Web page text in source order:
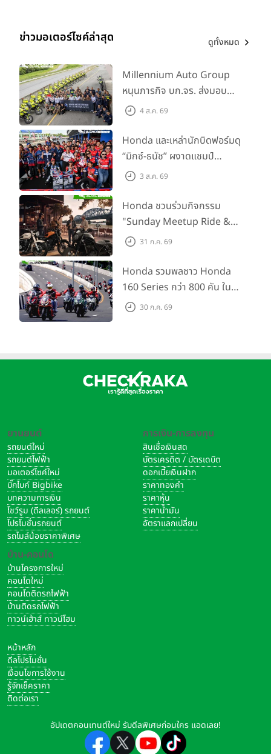
ข่าวมอเตอร์ไซค์ล่าสุด ดูทั้งหมด
Millennium Auto Group
หนุนภารกิจ บก.จร. ส่งมอบ
BMW R 1300 GS และ F 900
พร้อม ยกระดับทักษะการขับขี่
เสริมศักยภาพตำรวจจราจร
4 ส.ค. 69
Honda และเหล่านักบิดฟอร์มดุ
“มิกซ์-ธนัช” ผงาดแชมป์
SS600 2 สนามติด “ข้าวกล้อง”
สนาม 2
3 ส.ค. 69
Honda ชวนร่วมกิจกรรม
"Sunday Meetup Ride &
Soul" จิบกาแฟ พูดคุย แลก
กัน 16 ส.ค. นี้
31 ก.ค. 69
Honda รวมพลชาว Honda
160 Series กว่า 800 คัน ใน
งาน “THE ONE-SIXTI-ER ตัว
30 ก.ค. 69
ยานยนต์
รถยนต์ใหม่
รถยนต์ไฟฟ้า
มอเตอร์ไซค์ใหม่
บิ๊กไบค์ Bigbike
บทความการเงิน
โชว์รูม (ดีลเลอร์) รถยนต์
โปรโมชั่นรถยนต์
รถไมล์น้อยราคาพิเศษ
บ้าน-คอนโด
บ้านโครงการใหม่
คอนโดใหม่
คอนโดติดรถไฟฟ้า
บ้านติดรถไฟฟ้า
ทาวน์เฮ้าส์ ทาวน์โฮม
การเงิน-การลงทุน
สินเชื่อเงินสด
บัตรเครดิต / บัตรเดบิต
ดอกเบี้ยเงินฝาก
ราคาทองคำ
ราคาหุ้น
ราคาน้ำมัน
อัตราแลกเปลี่ยน
หน้าหลัก
ดีลโปรโมชั่น
เงื่อนไขการใช้งาน
รู้จักเช็คราคา
ติดต่อเรา
อัปเดตคอนเทนต์ใหม่ รับดีลพิเศษก่อนใคร แอดเลย!